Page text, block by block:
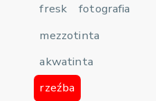
fresk
fotografia
mezzotinta
akwatinta
rzeźba